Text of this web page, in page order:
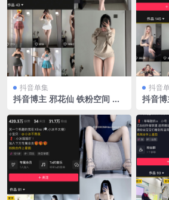
抖音单集
抖音博主 邪花仙 铁粉空间 N
25.2.12
抖音
抖音